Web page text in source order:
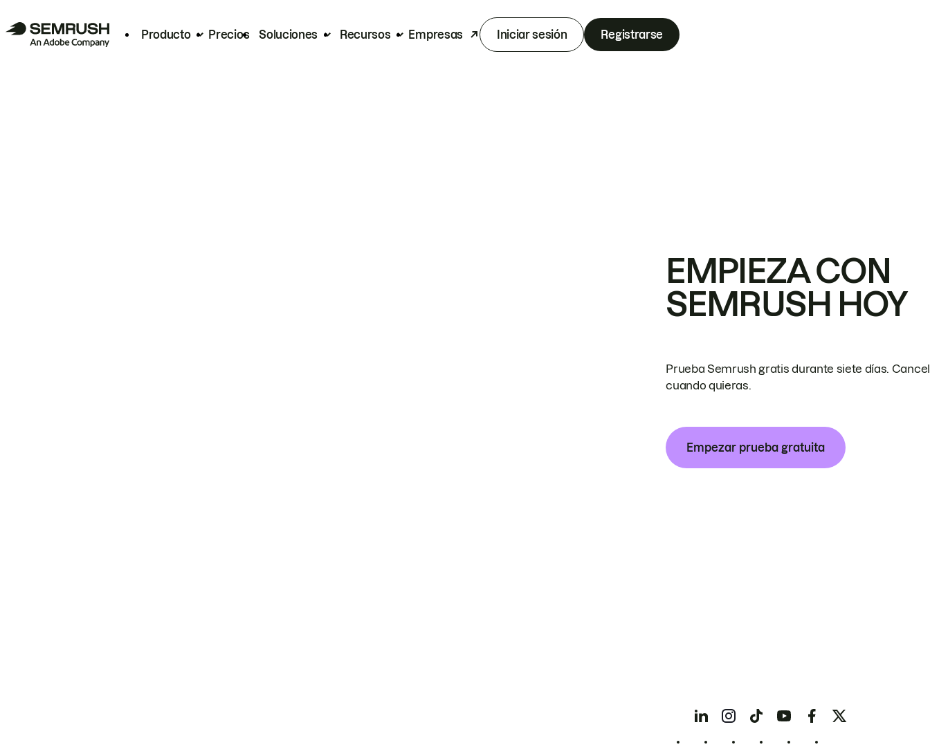
Producto Precios Soluciones Recursos Empresas Iniciar sesión Registrarse
EMPIEZA CON
SEMRUSH HOY
Prueba Semrush gratis durante siete días.
cuando quieras.
Empezar prueba gratuita